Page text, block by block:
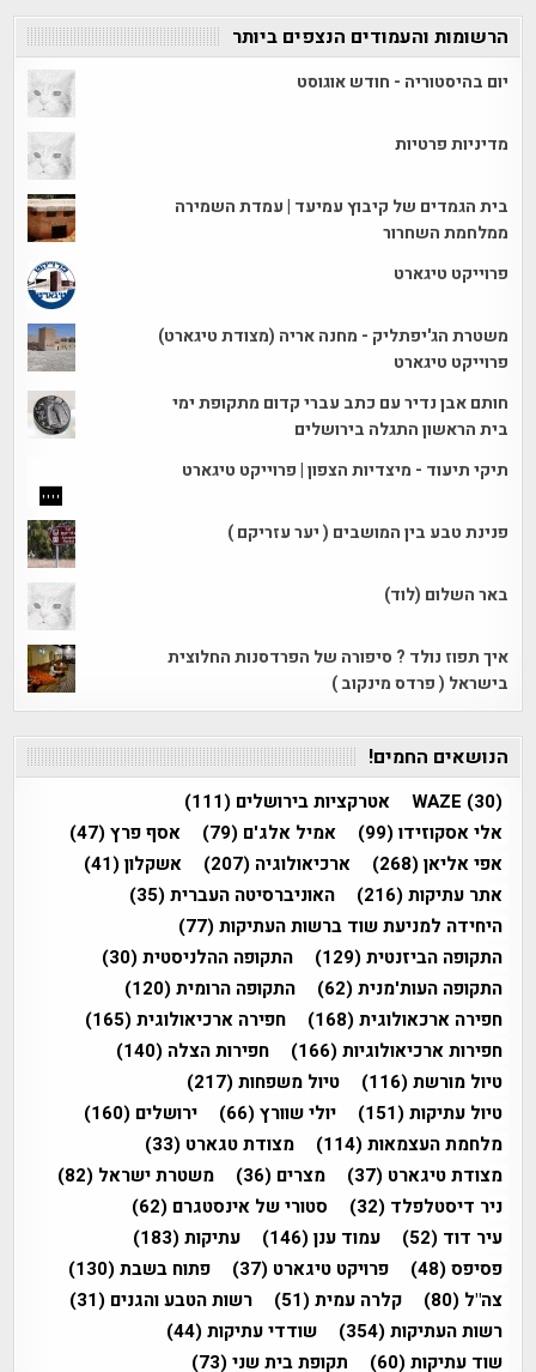
הרשומות והעמודים הנצפים ביותר
יום בהיסטוריה - חודש אוגוסט
מדיניות פרטיות
בית הגמדים של קיבוץ עמיעד | עמדת השמירה
ממלחמת השחרור
פרוייקט טיגארט
משטרת הג'יפתליק - מחנה אריה (מצודת טיגארט)
פרוייקט טיגארט
חותם אבן נדיר עם כתב עברי קדום מתקופת ימי
בית הראשון התגלה בירושלים
תיקי תיעוד - מיצדיות הצפון | פרוייקט טיגארט
פנינת טבע בין המושבים ( יער עזריקם )
באר השלום (לוד)
איך תפוז נולד ? סיפורה של הפרדסנות החלוצית
בישראל ( פרדס מינקוב )
הנושאים החמים!
WAZE (30) אטרקציות בירושלים (111)
אלי אסקוזידו(99) אמיל אלג'ם (79) אסף פרץ(47)
אפי אליאן(268) ארכיאולוגיה (207) אשקלון(41)
אתר עתיקות(216) האוניברסיטה העברית(35)
היחידה למניעת שוד ברשות העתיקות(77)
התקופה הביזנטית(129) התקופה ההלניסטית(30)
התקופה העות'מנית(62) התקופה הרומית(120)
חפירה ארכאולוגית(168) חפירה ארכיאולוגית(165)
חפירות ארכיאולוגיות(166) חפירות הצלה (140)
טיול מורשת(116) טיול משפחות(217)
טיול עתיקות(151) יולי שוורץ(66) ירושלים (160)
מלחמת העצמאות(114) מצודת טגארט (33)
מצודת טיגארט (37) מצרים (36) משטרת ישראל (82)
ניר דיסטלפלד (32) סטורי של אינסטגרם (62)
עיר דוד (52) עמוד ענן(146) עתיקות(183)
פסיפס(48) פרויקט טיגארט (37) פתוח בשבת(130)
צה"ל (80) קלרה עמית(51) רשות הטבע והגנים (31)
רשות העתיקות(354) שודדי עתיקות(44)
שוד עתיקות(60) תקופת בית שני(73)